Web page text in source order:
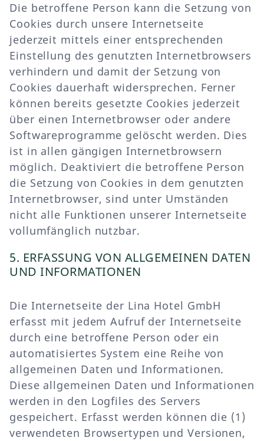
Die betroffene Person kann die Setzung von
Cookies durch unsere Internetseite
jederzeit mittels einer entsprechenden
Einstellung des genutzten Internetbrowsers
verhindern und damit der Setzung von
Cookies dauerhaft widersprechen. Ferner
können bereits gesetzte Cookies jederzeit
über einen Internetbrowser oder andere
Softwareprogramme gelöscht werden. Dies
ist in allen gängigen Internetbrowsern
möglich. Deaktiviert die betroffene Person
die Setzung von Cookies in dem genutzten
Internetbrowser, sind unter Umständen
nicht alle Funktionen unserer Internetseite
vollumfänglich nutzbar.
5. ERFASSUNG VON ALLGEMEINEN DATEN
UND INFORMATIONEN
Die Internetseite der Lina Hotel GmbH
erfasst mit jedem Aufruf der Internetseite
durch eine betroffene Person oder ein
automatisiertes System eine Reihe von
allgemeinen Daten und Informationen.
Diese allgemeinen Daten und Informationen
werden in den Logfiles des Servers
gespeichert. Erfasst werden können die (1)
verwendeten Browsertypen und Versionen,